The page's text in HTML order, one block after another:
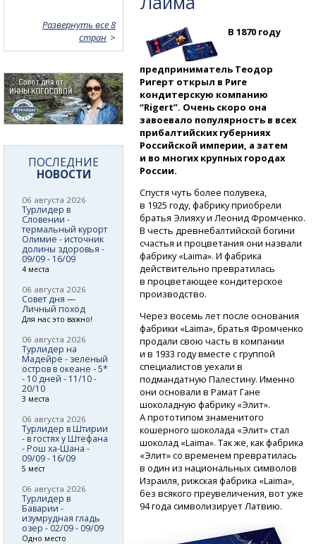
В 1870 году
предприниматель Теодор
Ригерт открыл в Риге
кондитерскую компанию
“Rigert”. Очень скоро она
завоевало популярность в всех
прибалтийских губерниях
Российской империи, а затем
и во многих крупных городах
России.
Спустя чуть более полувека,
в 1925 году, фабрику приобрели
братья Элияху и Леонид Фромченко.
В честь древнебалтийской богини
счастья и процветания они назвали
фабрику «Laima». И фабрика
действительно превратилась
в процветающее кондитерское
производство.
Через восемь лет после основания
фабрики «Laima», братья Фромченко
продали свою часть в компании
и в 1933 году вместе с группой
специалистов уехали в
подмандатную Палестину. Именно
они основали в Рамат Гане
шоколадную фабрику «Элит».
А прототипом знаменитого
кошерного шоколада «Элит» стал
шоколад «Laima». Так же, как фабрика
«Элит» со временем превратилась
в один из национальных символов
Израиля, рижская фабрика «Laima»,
без всякого преувеличения, вот уже
94 года символизирует Латвию.
Развернуть все 8
стран
ПОСЛЕДНИЕ
НОВОСТИ
06 августа 2026
Турлидер в
Словении -
термальный курорт
Олимие - источник
долины здоровья -
09/09 - 16/09
4 места
06 августа 2026
Совет дня —
Личный поход
Для нас это важно!
06 августа 2026
Турлидер на
Мадейре - зеленый
остров в океане - 5*
- 10 дней - 11/10 -
20/10
3 места
06 августа 2026
Турлидер в Штирии
- в гостях у Штефана
- Рош ха-Шана -
09/09 - 16/09
5 мест
06 августа 2026
Турлидер в
Баварии -
изумрудная гладь
озер - 02/09 - 09/09
Одно место